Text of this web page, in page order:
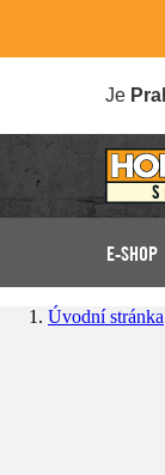
Je
E-SHOP
Úvodní stránka